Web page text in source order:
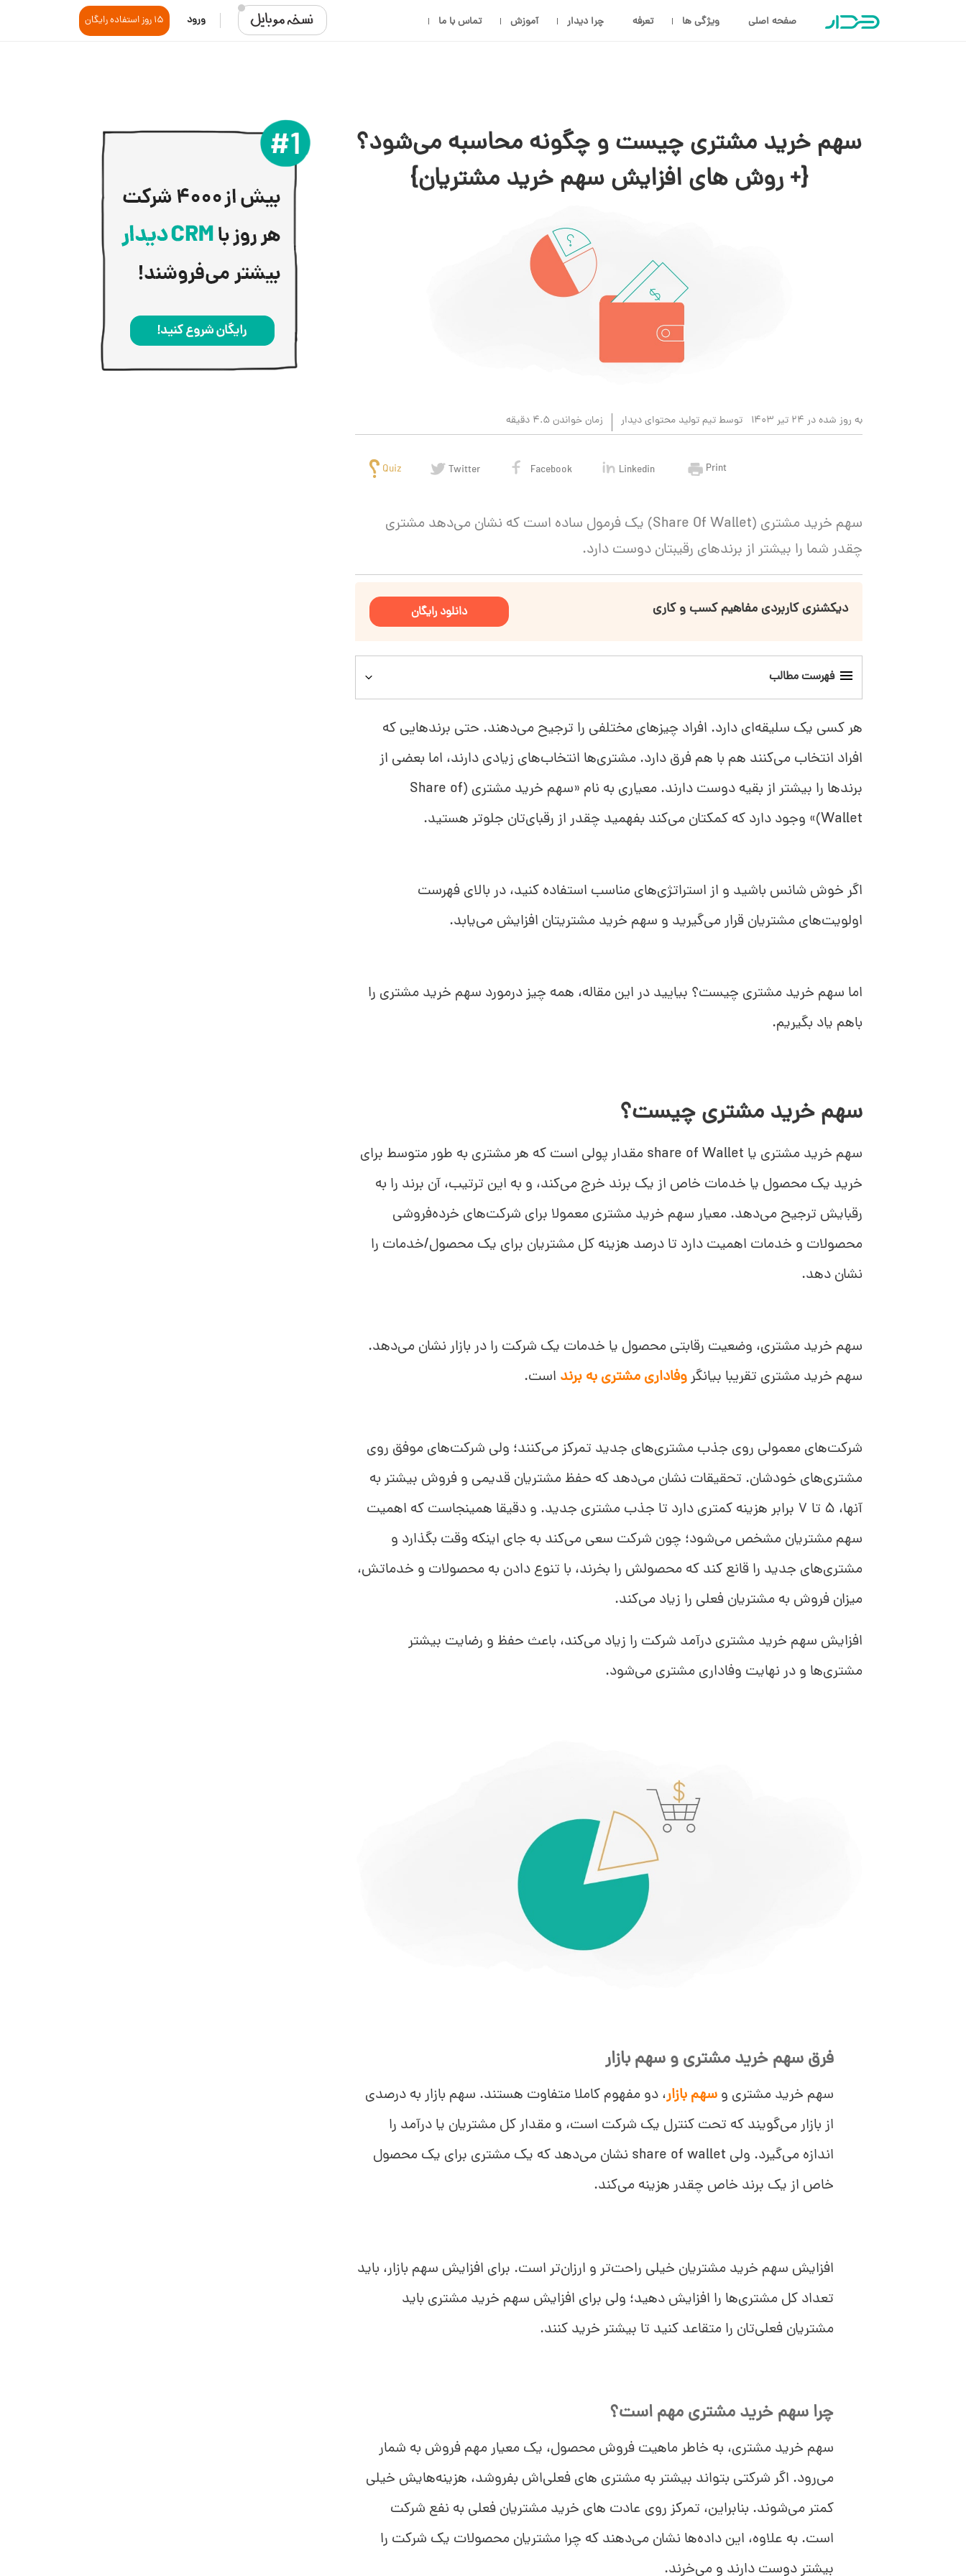
صفحه اصلی ویژگی ها تعرفه چرا دیدار آموزش تماس با ما ورود 15 روز استفاده رایگان
سهم خرید مشتری چیست و چگونه محاسبه می‌شود؟
{+ روش های افزایش سهم خرید مشتریان}
به روز شده در 24 تیر 1403 توسط تیم تولید محتوای دیدار زمان خواندن 4.5 دقیقه
Quiz Twitter Facebook Linkedin Print
سهم خرید مشتری (Share Of Wallet) یک فرمول ساده است که نشان می‌دهد مشتری
چقدر شما را بیشتر از برندهای رقیبتان دوست دارد.
دیکشنری کاربردی مفاهیم کسب و کاری دانلود رایگان
فهرست مطالب
نحوه محاسبه سهم خرید مشتری
چگونه سهم خرید مشتری را افزایش دهیم؟
هر کسی یک سلیقه‌ای دارد. افراد چیزهای مختلفی را ترجیح می‌دهند. حتی برندهایی که
افراد انتخاب می‌کنند هم با هم فرق دارد. مشتری‌ها انتخاب‌های زیادی دارند، اما بعضی از
برندها را بیشتر از بقیه دوست دارند. معیاری به نام «سهم خرید مشتری (Share of
Wallet)» وجود دارد که کمکتان می‌کند بفهمید چقدر از رقبای‌تان جلوتر هستید.
اگر خوش شانس باشید و از استراتژی‌های مناسب استفاده کنید، در بالای فهرست
اولویت‌های مشتریان قرار می‌گیرید و سهم خرید مشتریتان افزایش می‌یابد.
اما سهم خرید مشتری چیست؟ بیایید در این مقاله، همه چیز درمورد سهم خرید مشتری را
باهم یاد بگیریم.
سهم خرید مشتری چیست؟
سهم خرید مشتری یا share of Wallet مقدار پولی است که هر مشتری به طور متوسط برای
خرید یک محصول یا خدمات خاص از یک برند خرج می‌کند، و به این ترتیب، آن برند را به
رقبایش ترجیح می‌دهد. معیار سهم خرید مشتری معمولا برای شرکت‌های خرده‌فروشی
محصولات و خدمات اهمیت دارد تا درصد هزینه کل مشتریان برای یک محصول/خدمات را
نشان دهد.
سهم خرید مشتری، وضعیت رقابتی محصول یا خدمات یک شرکت را در بازار نشان می‌دهد.
سهم خرید مشتری تقریبا بیانگروفاداری مشتری به برند است.
شرکت‌های معمولی روی جذب مشتری‌های جدید تمرکز می‌کنند؛ ولی شرکت‌های موفق روی
مشتری‌های خودشان. تحقیقات نشان می‌دهد که حفظ مشتریان قدیمی و فروش بیشتر به
آنها، 5 تا 7 برابر هزینه کمتری دارد تا جذب مشتری جدید. و دقیقا همینجاست که اهمیت
سهم مشتریان مشخص می‌شود؛ چون شرکت سعی می‌کند به جای اینکه وقت بگذارد و
مشتری‌های جدید را قانع کند که محصولش را بخرند، با تنوع دادن به محصولات و خدماتش،
میزان فروش به مشتریان فعلی را زیاد می‌کند.
افزایش سهم خرید مشتری درآمد شرکت را زیاد می‌کند، باعث حفظ و رضایت بیشتر
مشتری‌ها و در نهایت وفاداری مشتری می‌شود.
فرق سهم خرید مشتری و سهم بازار
سهم خرید مشتری و سهم بازار، دو مفهوم کاملا متفاوت هستند. سهم بازار به درصدی
از بازار می‌گویند که تحت کنترل یک شرکت است، و مقدار کل مشتریان یا درآمد را
اندازه می‌گیرد. ولی share of wallet نشان می‌دهد که یک مشتری برای یک محصول
خاص از یک برند خاص چقدر هزینه می‌کند.
افزایش سهم خرید مشتریان خیلی راحت‌تر و ارزان‌تر است. برای افزایش سهم بازار، باید
تعداد کل مشتری‌ها را افزایش دهید؛ ولی برای افزایش سهم خرید مشتری‌ باید
مشتریان فعلی‌تان را متقاعد کنید تا بیشتر خرید کنند.
چرا سهم خرید مشتری مهم است؟
سهم خرید مشتری، به خاطر ماهیت فروش محصول، یک معیار مهم فروش به شمار
می‌رود. اگر شرکتی بتواند بیشتر به مشتری های فعلی‌اش بفروشد، هزینه‌هایش خیلی
کمتر می‌شوند. بنابراین، تمرکز روی عادت های خرید مشتریان فعلی به نفع شرکت
است. به علاوه، این داده‌ها نشان می‌دهند که چرا مشتریان محصولات یک شرکت را
بیشتر دوست دارند و می‌خرند.